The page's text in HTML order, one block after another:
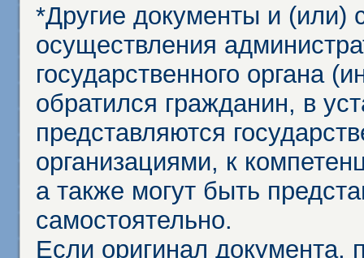
*Другие документы и (или)
осуществления
государственного органа
обратился гражданин, в
представляются
организациями, к
а также могут быть
самостоятельно.
Если оригинал документа,